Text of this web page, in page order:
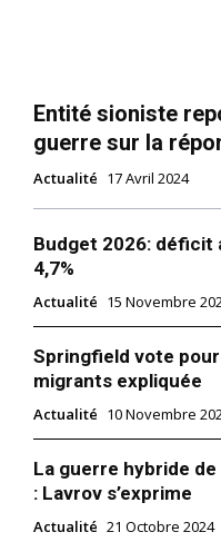
Entité sioniste
guerre sur la
Actualité 17 Avril 2024
Budget 2026: déficit
4,7%
Actualité 15 Novembre
Springfield vote
migrants expliquée
Actualité 10 Novembre
La guerre hybride
: Lavrov s’exprime
Actualité 21 Octobre 2024